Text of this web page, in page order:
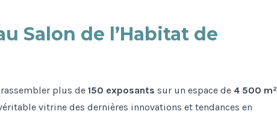
Salon de l’Habitat de
plus de 150 exposants sur un espace de 4 500 m²
vitrine des dernières innovations et tendances en